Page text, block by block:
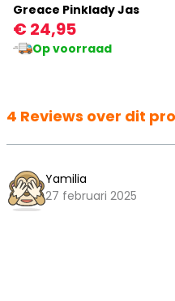
Greace Pinklady Jas
€ 24,95
Op voorraad
4 Reviews over dit
Yamilia
27 februari 2025